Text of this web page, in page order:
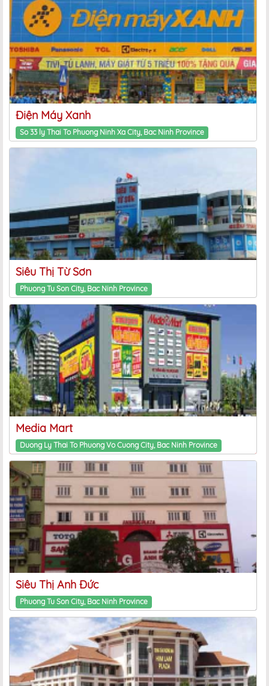
Điện Máy Xanh
So 33 ly Thai To Phuong Ninh Xa City, Bac Ninh Province
Siêu Thị Từ Sơn
Phuong Tu Son City, Bac Ninh Province
Media Mart
Duong Ly Thai To Phuong Vo Cuong City, Bac Ninh Province
Siêu Thị Anh Đức
Phuong Tu Son City, Bac Ninh Province